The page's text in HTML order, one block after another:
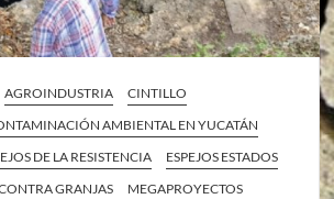
AGROINDUSTRIA
CINTILLO
AMBIENTAL EN YUCATÁN
DE LA RESISTENCIA
ESPEJOS ESTADOS
GRANJAS
MEGAPROYECTOS